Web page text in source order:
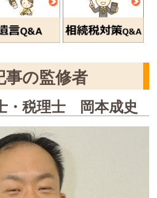
事の監修者
・税理士 岡本成史